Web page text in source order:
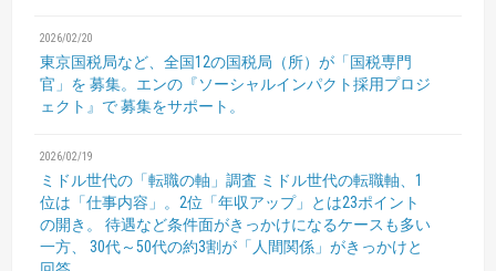
2026/02/20
東京国税局など、全国12の国税局（所）が「国税専門
官」を 募集。エンの『ソーシャルインパクト採用プロジ
ェクト』で募集をサポート。
2026/02/19
ミドル世代の「転職の軸」調査 ミドル世代の転職軸、1
位は「仕事内容」。2位「年収アップ」とは23ポイント
の開き。
待遇など条件面がきっかけになるケースも多い
一方、
30代～50代の約3割が「人間関係」がきっかけと